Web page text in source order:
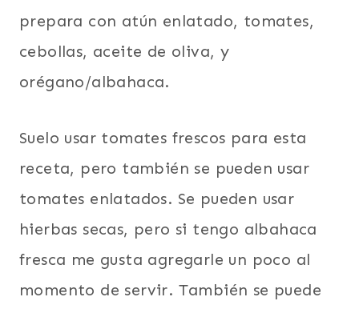
prepara con atún enlatado, tomates,
cebollas, aceite de oliva, y
orégano/albahaca.
Suelo usar tomates frescos para esta
receta, pero también se pueden usar
tomates enlatados. Se pueden usar
hierbas secas, pero si tengo albahaca
fresca me gusta agregarle un poco al
momento de servir. También se puede